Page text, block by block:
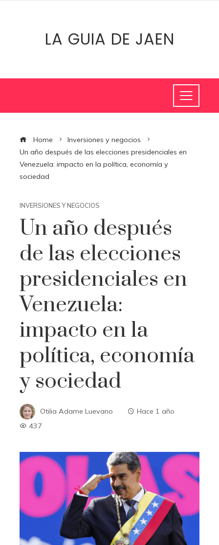
LA GUIA DE JAEN
Home
Inversiones y negocios
Un año después de las elecciones presidenciales en
Venezuela: impacto en la política, economía y
sociedad
INVERSIONES Y NEGOCIOS
Un año después
de las elecciones
presidenciales en
Venezuela:
impacto en la
política, economía
y sociedad
Otilia Adame Luevano
Hace 1 año
437